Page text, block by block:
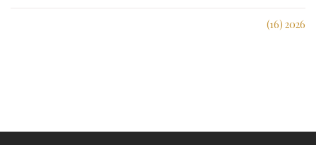
2026 (16)